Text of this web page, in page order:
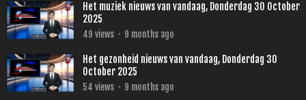
Het muziek nieuws van vandaag, Donderdag 30 October
2025
49 views · 9 months ago
Het gezonheid nieuws van vandaag, Donderdag 30
October 2025
54 views · 9 months ago